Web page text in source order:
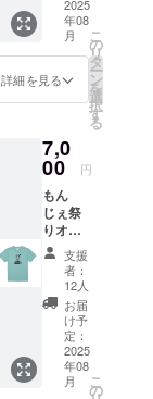
身丈69/
身幅52/
肩幅46/
袖丈20/
丸胴仕
様 ・
Lsize/身
幅55/肩
幅50/袖
丈22/丸
胴仕様
・
XLsize/
身丈77/
身幅58/
肩幅54/
袖丈24/
丸胴仕
様 ※商
品生地
の特性
によっ
2025
年08
月
詳細を見る
こ
の
リ
タ
ー
ン
を
選
択
す
る
7,0
00 円
もん
じぇ祭
りオリ
ジナルT
シャツB
タイプ
サイズ
表 ・
Msize/
身丈69/
身幅52/
肩幅46/
支援
者：
12人
お届
け予
定：
2025
年08
月
こ
の